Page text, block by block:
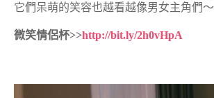
它們呆萌的笑容也越看越像男女主角們～
微笑情侶杯>>http://bit.ly/2h0vHpA